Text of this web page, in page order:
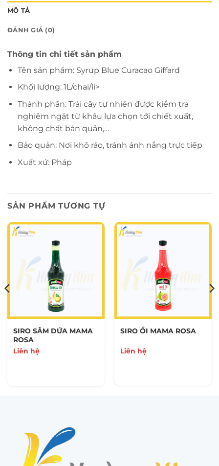
MÔ TẢ
ĐÁNH GIÁ (0)
Thông tin chi tiết sản phẩm
Tên sản phẩm: Syrup Blue Curacao Giffard
Khối lượng: 1L/chai/li>
Thành phần: Trái cây tự nhiên được kiểm tra
nghiêm ngặt từ khâu lựa chọn tới chiết xuất,
không chất bản quản,…
Bảo quản: Nơi khô ráo, tránh ánh nắng trực tiếp
Xuất xứ: Pháp
SẢN PHẨM TƯƠNG TỰ
SIRO SÂM DỨA MAMA
ROSA
Liên hệ
SIRO ỔI MAMA ROSA
Liên hệ